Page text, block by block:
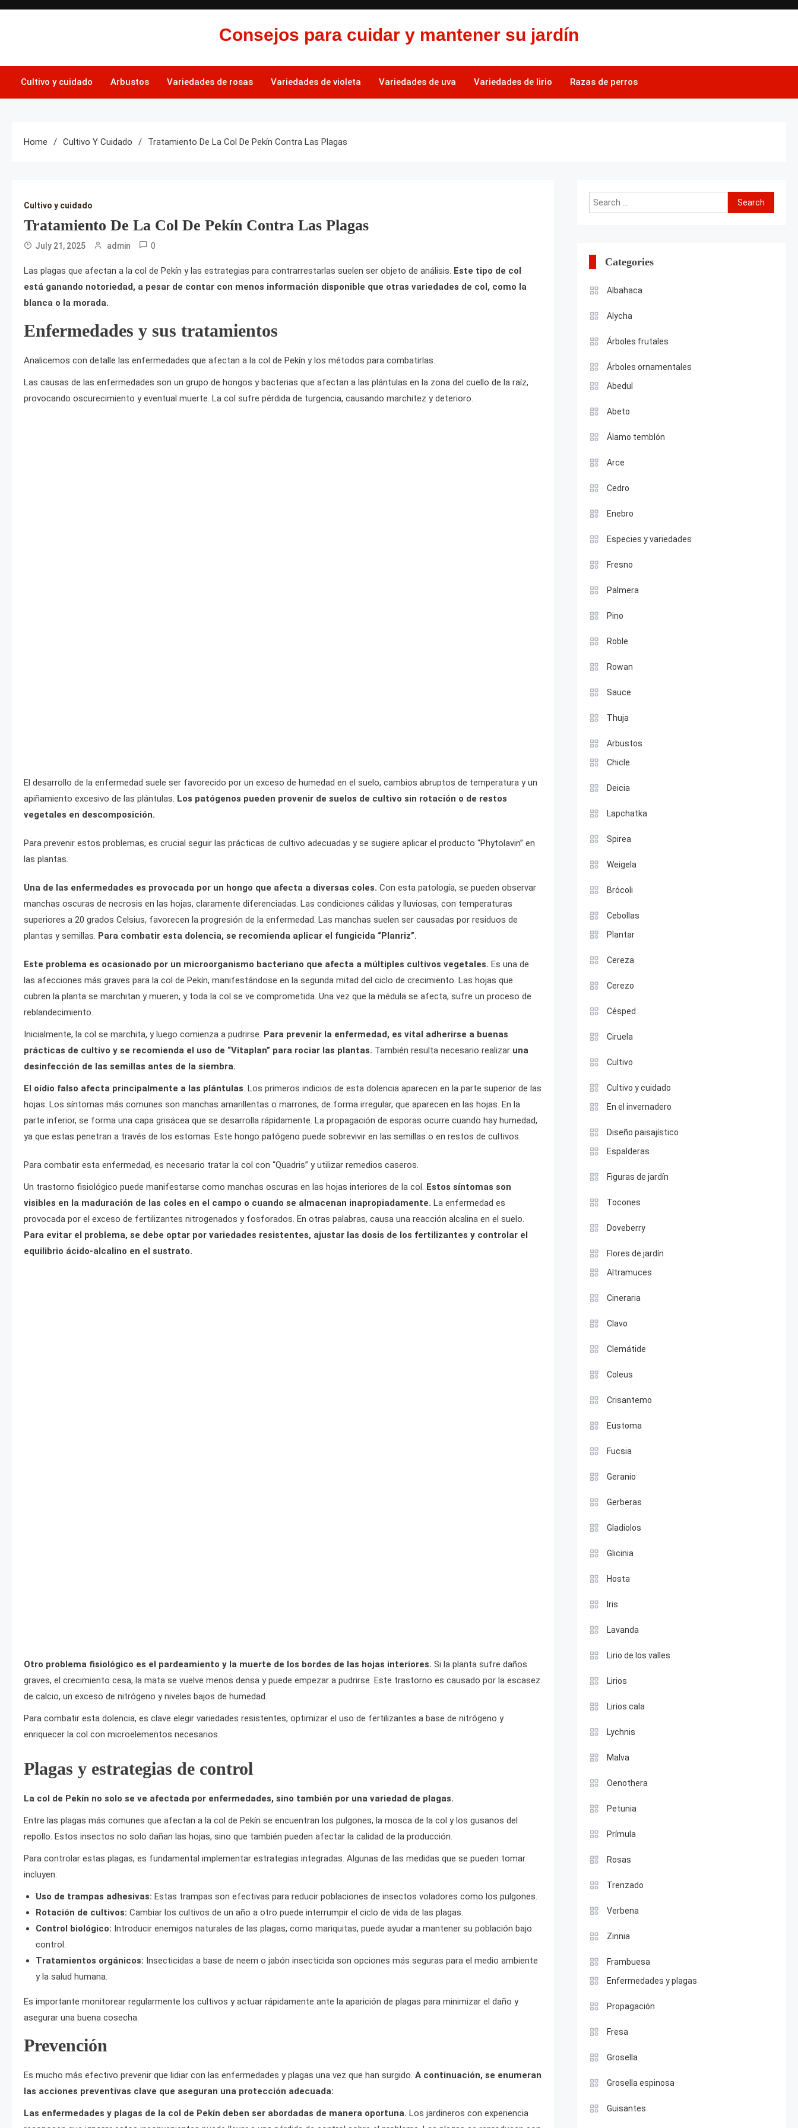
Skip
Consejos para cuidar y mantener su jardín
Cultivo y cuidado Arbustos Variedades de rosas Variedades de violeta Variedades de uva Variedades de lirio Razas de perros
Home Cultivo Y Cuidado Tratamiento De La Col De Pekín Contra Las Plagas
Cultivo y cuidado
Tratamiento De La Col De Pekín Contra Las Plagas
July 21, 2025 admin 0
Las plagas que afectan a la col de Pekín y las estrategias para contrarrestarlas suelen ser objeto de análisis. Este tipo de col
está ganando notoriedad, a pesar de contar con menos información disponible que otras variedades de col, como la
blanca o la morada.
Enfermedades y sus tratamientos
Analicemos con detalle las enfermedades que afectan a la col de Pekín y los métodos para combatirlas.
Las causas de las enfermedades son un grupo de hongos y bacterias que afectan a las plántulas en la zona del cuello de la raíz,
provocando oscurecimiento y eventual muerte. La col sufre pérdida de turgencia, causando marchitez y deterioro.
El desarrollo de la enfermedad suele ser favorecido por un exceso de humedad en el suelo, cambios abruptos de temperatura y un
apiñamiento excesivo de las plántulas. Los patógenos pueden provenir de suelos de cultivo sin rotación o de restos
vegetales en descomposición.
Para prevenir estos problemas, es crucial seguir las prácticas de cultivo adecuadas y se sugiere aplicar el producto “Phytolavin” en
las plantas.
Una de las enfermedades es provocada por un hongo que afecta a diversas coles. Con esta patología, se pueden observar
manchas oscuras de necrosis en las hojas, claramente diferenciadas. Las condiciones cálidas y lluviosas, con temperaturas
superiores a 20 grados Celsius, favorecen la progresión de la enfermedad. Las manchas suelen ser causadas por residuos de
plantas y semillas. Para combatir esta dolencia, se recomienda aplicar el fungicida “Planriz”.
Este problema es ocasionado por un microorganismo bacteriano que afecta a múltiples cultivos vegetales. Es una de
las afecciones más graves para la col de Pekín, manifestándose en la segunda mitad del ciclo de crecimiento. Las hojas que
cubren la planta se marchitan y mueren, y toda la col se ve comprometida. Una vez que la médula se afecta, sufre un proceso de
reblandecimiento.
Inicialmente, la col se marchita, y luego comienza a pudrirse. Para prevenir la enfermedad, es vital adherirse a buenas
prácticas de cultivo y se recomienda el uso de “Vitaplan” para rociar las plantas. También resulta necesario realizar una
desinfección de las semillas antes de la siembra.
El oídio falso afecta principalmente a las plántulas. Los primeros indicios de esta dolencia aparecen en la parte superior de las
hojas. Los síntomas más comunes son manchas amarillentas o marrones, de forma irregular, que aparecen en las hojas. En la
parte inferior, se forma una capa grisácea que se desarrolla rápidamente. La propagación de esporas ocurre cuando hay humedad,
ya que estas penetran a través de los estomas. Este hongo patógeno puede sobrevivir en las semillas o en restos de cultivos.
Para combatir esta enfermedad, es necesario tratar la col con “Quadris” y utilizar remedios caseros.
Un trastorno fisiológico puede manifestarse como manchas oscuras en las hojas interiores de la col. Estos síntomas son
visibles en la maduración de las coles en el campo o cuando se almacenan inapropiadamente. La enfermedad es
provocada por el exceso de fertilizantes nitrogenados y fosforados. En otras palabras, causa una reacción alcalina en el suelo.
Para evitar el problema, se debe optar por variedades resistentes, ajustar las dosis de los fertilizantes y controlar el
equilibrio ácido-alcalino en el sustrato.
Otro problema fisiológico es el pardeamiento y la muerte de los bordes de las hojas interiores. Si la planta sufre daños
graves, el crecimiento cesa, la mata se vuelve menos densa y puede empezar a pudrirse. Este trastorno es causado por la escasez
de calcio, un exceso de nitrógeno y niveles bajos de humedad.
Para combatir esta dolencia, es clave elegir variedades resistentes, optimizar el uso de fertilizantes a base de nitrógeno y
enriquecer la col con microelementos necesarios.
Plagas y estrategias de control
La col de Pekín no solo se ve afectada por enfermedades, sino también por una variedad de plagas.
Entre las plagas más comunes que afectan a la col de Pekín se encuentran los pulgones, la mosca de la col y los gusanos del
repollo. Estos insectos no solo dañan las hojas, sino que también pueden afectar la calidad de la producción.
Para controlar estas plagas, es fundamental implementar estrategias integradas. Algunas de las medidas que se pueden tomar
incluyen:
Uso de trampas adhesivas: Estas trampas son efectivas para reducir poblaciones de insectos voladores como los pulgones.
Rotación de cultivos: Cambiar los cultivos de un año a otro puede interrumpir el ciclo de vida de las plagas.
Control biológico: Introducir enemigos naturales de las plagas, como mariquitas, puede ayudar a mantener su población bajo
control.
Tratamientos orgánicos: Insecticidas a base de neem o jabón insecticida son opciones más seguras para el medio ambiente
y la salud humana.
Es importante monitorear regularmente los cultivos y actuar rápidamente ante la aparición de plagas para minimizar el daño y
asegurar una buena cosecha.
Prevención
Es mucho más efectivo prevenir que lidiar con las enfermedades y plagas una vez que han surgido. A continuación, se enumeran
las acciones preventivas clave que aseguran una protección adecuada:
Las enfermedades y plagas de la col de Pekín deben ser abordadas de manera oportuna. Los jardineros con experiencia
Search
for:
Categories
Albahaca
Alycha
Árboles frutales
Árboles ornamentales
Abedul
Abeto
Álamo temblón
Arce
Cedro
Enebro
Especies y variedades
Fresno
Palmera
Pino
Roble
Rowan
Sauce
Thuja
Arbustos
Chicle
Deicia
Lapchatka
Spirea
Weigela
Brócoli
Cebollas
Plantar
Cereza
Cerezo
Césped
Ciruela
Cultivo
Cultivo y cuidado
En el invernadero
Diseño paisajístico
Espalderas
Figuras de jardín
Tocones
Doveberry
Flores de jardín
Altramuces
Cineraria
Clavo
Clemátide
Coleus
Crisantemo
Eustoma
Fucsia
Geranio
Gerberas
Gladiolos
Glicinia
Hosta
Iris
Lavanda
Lirio de los valles
Lirios
Lirios cala
Lychnis
Malva
Oenothera
Petunia
Prímula
Rosas
Trenzado
Verbena
Zinnia
Frambuesa
Enfermedades y plagas
Propagación
Fresa
Grosella
Grosella espinosa
Guisantes